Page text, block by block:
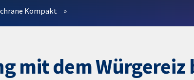
Kompakt
mit dem